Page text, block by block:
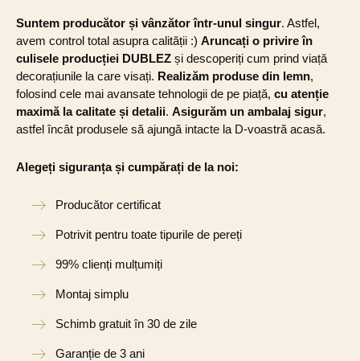
Suntem producător și vânzător într-unul singur. Astfel,
avem control total asupra calității :) Aruncați o privire în
culisele producției DUBLEZ și descoperiți cum prind viață
decorațiunile la care visați. Realizăm produse din lemn,
folosind cele mai avansate tehnologii de pe piață, cu atenție
maximă la calitate și detalii. Asigurăm un ambalaj sigur,
astfel încât produsele să ajungă intacte la D-voastră acasă.
Alegeți siguranța și cumpărați de la noi:
Producător certificat
Potrivit pentru toate tipurile de pereți
99% clienți mulțumiți
Montaj simplu
Schimb gratuit în 30 de zile
Garanție de 3 ani